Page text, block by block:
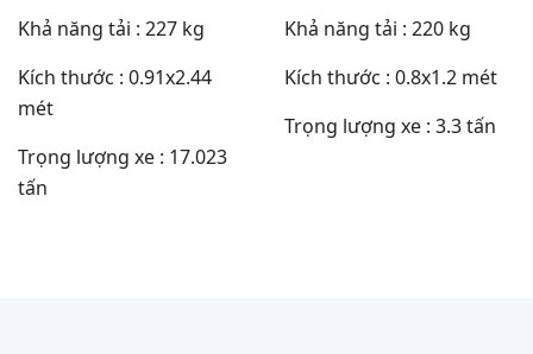
Khả năng tải : 227 kg
Kích thước : 0.91x2.44
mét
Trọng lượng xe : 17.023
tấn
Khả năng tải : 220 kg
Kích thước : 0.8x1.2 mét
Trọng lượng xe : 3.3 tấn